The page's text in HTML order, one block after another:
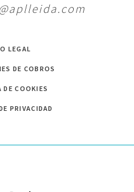
LEGAL
DE COBROS
COOKIES
PRIVACIDAD